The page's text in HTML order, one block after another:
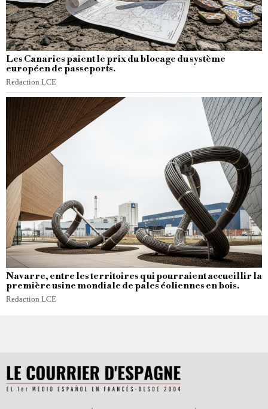
Les Canaries paient le prix du blocage du système
européen de passeports.
Redaction LCE
Navarre, entre les territoires qui pourraient accueillir la
première usine mondiale de pales éoliennes en bois.
Redaction LCE